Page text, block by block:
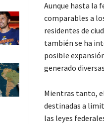
Aunque hasta la
comparables a
residentes de
también se ha
posible
generado
Mientras tanto,
destinadas a
las leyes